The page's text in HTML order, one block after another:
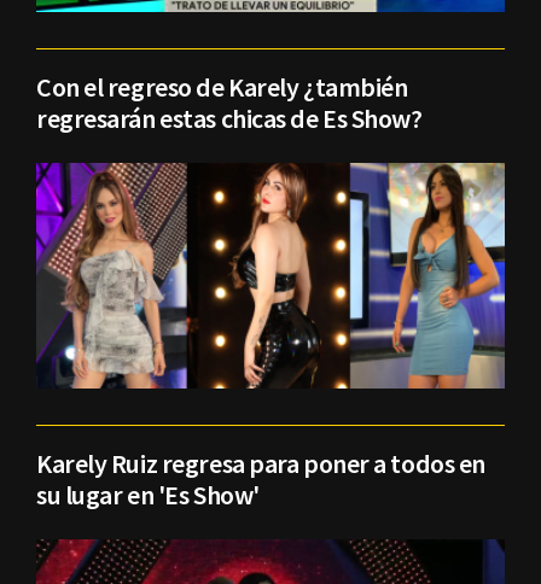
Con el regreso de Karely ¿también
regresarán estas chicas de Es Show?
Karely Ruiz regresa para poner a todos en
su lugar en 'Es Show'